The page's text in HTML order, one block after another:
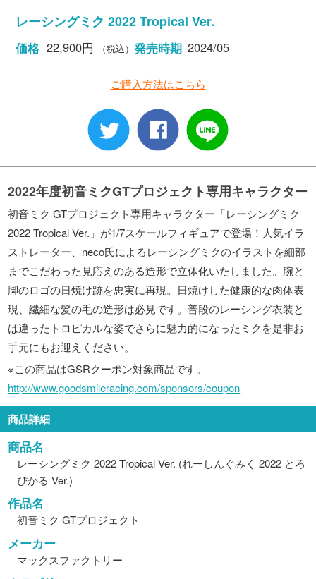
レーシングミク 2022 Tropical Ver.
価格 22,900円 （税込） 発売時期 2024/05
ご購入方法はこちら
2022年度初音ミクGTプロジェクト専用キャラクター
初音ミク GTプロジェクト専用キャラクター「レーシングミク
2022 Tropical Ver.」が1/7スケールフィギュアで登場！人気イラ
ストレーター、neco氏によるレーシングミクのイラストを細部
までこだわった見応えのある造形で立体化いたしました。腕と
脚のロゴの日焼け跡を忠実に再現。日焼けした健康的な肉体表
現、繊細な髪の毛の造形は必見です。普段のレーシング衣装と
は違ったトロピカルな姿でさらに魅力的になったミクを是非お
手元にもお迎えください。
※この商品はGSRクーポン対象商品です。
http://www.goodsmileracing.com/sponsors/coupon
商品詳細
商品名
レーシングミク 2022 Tropical Ver. (れーしんぐみく 2022 とろ
ぴかる Ver.)
作品名
初音ミク GTプロジェクト
メーカー
マックスファクトリー